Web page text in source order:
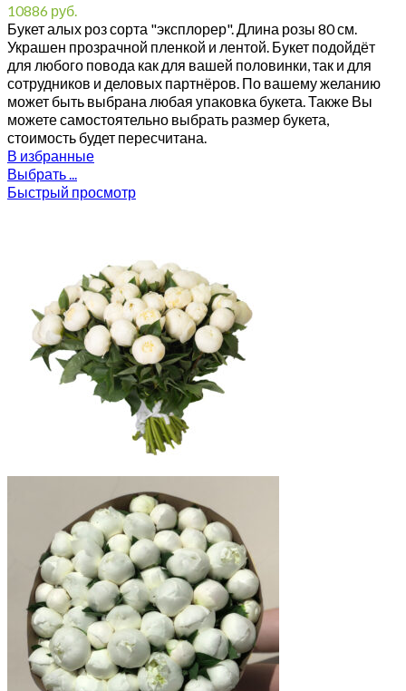
10886 руб.
Букет алых роз сорта "эксплорер". Длина розы 80 см.
Украшен прозрачной пленкой и лентой. Букет подойдёт
для любого повода как для вашей половинки, так и для
сотрудников и деловых партнёров. По вашему желанию
может быть выбрана любая упаковка букета. Также Вы
можете самостоятельно выбрать размер букета,
стоимость будет пересчитана.
В избранные
Выбрать ...
Быстрый просмотр